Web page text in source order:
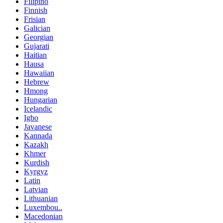
Finnish
Frisian
Galician
Georgian
Gujarati
Haitian
Hausa
Hawaiian
Hebrew
Hmong
Hungarian
Icelandic
Igbo
Javanese
Kannada
Kazakh
Khmer
Kurdish
Kyrgyz
Latin
Latvian
Lithuanian
Luxembou..
Macedonian